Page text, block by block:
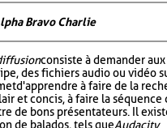
Bravo Charlie
consiste à demander
des fichiers audio ou vidéo
d'apprendre à faire de la
et concis, à faire la
de bons présentateurs. Il
de balados, tels queAudacity